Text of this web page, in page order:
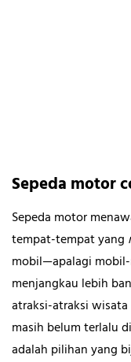
Sepeda motor
Sepeda motor
tempat-tempat yang
mobil—apalagi
menjangkau lebih
atraksi-atraksi
masih belum terlalu
adalah pilihan yang